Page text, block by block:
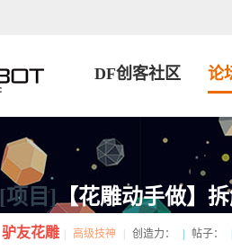
DF创客社区 论
[项目]【花雕动手做】
驴友花雕 高级技神 创造力： 帖子：